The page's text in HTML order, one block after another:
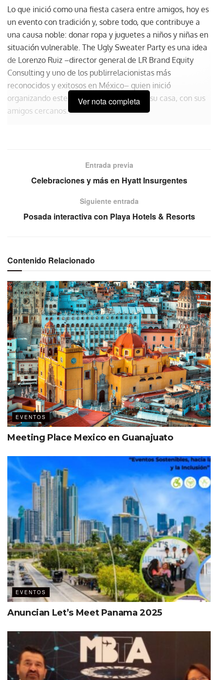
Lo que inició como una fiesta casera entre amigos, hoy es
un evento con tradición y, sobre todo, que contribuye a
una causa noble: donar ropa y juguetes a niños y niñas en
situación vulnerable. The Ugly Sweater Party es una idea
de Lorenzo Ruiz –director general de LR Brand Equity
Consulting y uno de los publirrelacionistas más
reconocidos y exitosos en México– quien inició
organizando este festejo decembrino en su casa, con sus
amigos cercanos.
Ver nota completa
Entrada previa
Celebraciones y más en Hyatt Insurgentes
Siguiente entrada
Posada interactiva con Playa Hotels & Resorts
Contenido Relacionado
EVENTOS
Meeting Place Mexico en Guanajuato
EVENTOS
Anuncian Let’s Meet Panama 2025